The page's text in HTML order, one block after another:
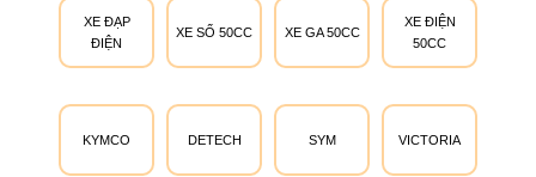
XE ĐẠP
ĐIỆN
XE SỐ 50CC XE GA 50CC
XE ĐIỆN
50CC
KYMCO DETECH SYM VICTORIA